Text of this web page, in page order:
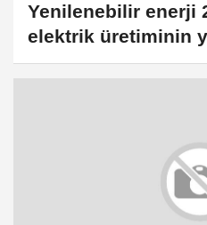
Yenilenebilir enerji
elektrik üretiminin
karşıladı